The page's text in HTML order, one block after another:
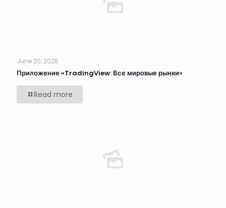
June 20, 2025
‎Приложение «TradingView: Все мировые рынки»
Read more